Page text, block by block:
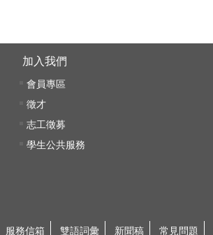
加入我們
會員專區
徵才
志工徵募
學生公共服務
服務信箱 雙語詞彙 新聞稿 常見問題